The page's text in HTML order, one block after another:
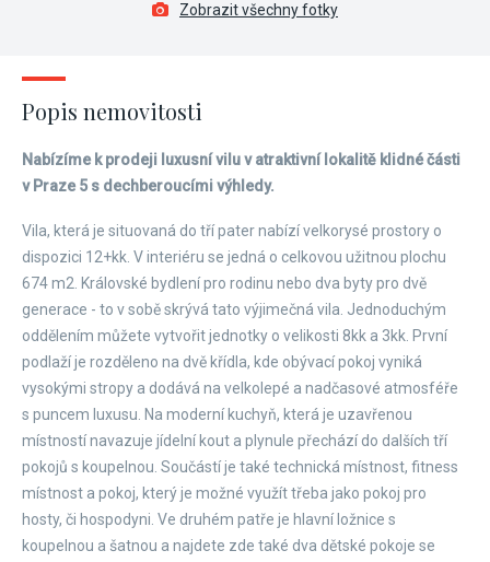
Zobrazit všechny fotky
Popis nemovitosti
Nabízíme k prodeji luxusní vilu v atraktivní lokalitě klidné části
v Praze 5 s dechberoucími výhledy.
Vila, která je situovaná do tří pater nabízí velkorysé prostory o
dispozici 12+kk. V interiéru se jedná o celkovou užitnou plochu
674 m2. Královské bydlení pro rodinu nebo dva byty pro dvě
generace - to v sobě skrývá tato výjimečná vila. Jednoduchým
oddělením můžete vytvořit jednotky o velikosti 8kk a 3kk. První
podlaží je rozděleno na dvě křídla, kde obývací pokoj vyniká
vysokými stropy a dodává na velkolepé a nadčasové atmosféře
s puncem luxusu. Na moderní kuchyň, která je uzavřenou
místností navazuje jídelní kout a plynule přechází do dalších tří
pokojů s koupelnou. Součástí je také technická místnost, fitness
místnost a pokoj, který je možné využít třeba jako pokoj pro
hosty, či hospodyni. Ve druhém patře je hlavní ložnice s
koupelnou a šatnou a najdete zde také dva dětské pokoje se